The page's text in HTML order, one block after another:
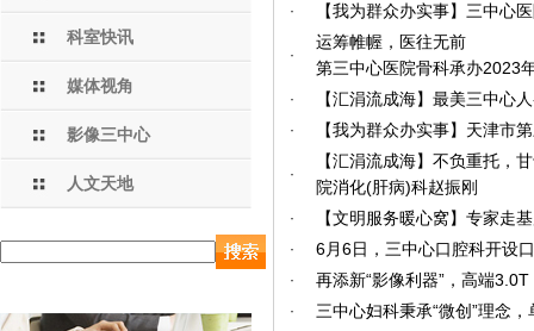
科室快讯
媒体视角
影像三中心
人文天地
· 【我为群众办实事】三中心
·
运筹帷幄，医往无前
第三中心医院骨科承办2023
· 【汇涓流成海】最美三中心
· 【我为群众办实事】天津市
·
【汇涓流成海】不负重托，
院消化(肝病)科赵振刚
· 【文明服务暖心窝】专家走
· 6月6日，三中心口腔科开设
· 再添新“影像利器”，高端
· 三中心妇科秉承“微创”理念